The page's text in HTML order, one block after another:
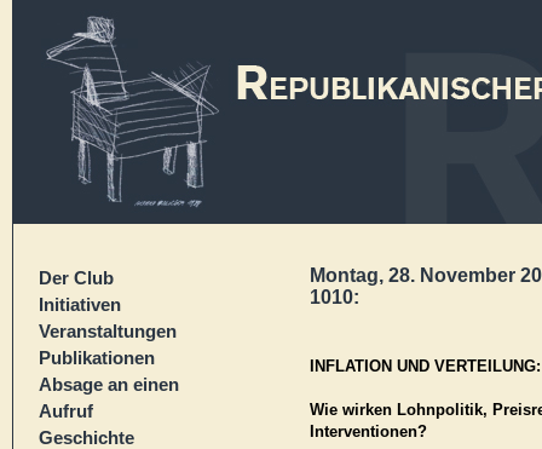
Der Club
Initiativen
Veranstaltungen
Publikationen
Absage an einen
Aufruf
Geschichte
Montag, 28. November
1010:
INFLATION UND VERTEILUNG:
Wie wirken Lohnpolitik,
Interventionen?